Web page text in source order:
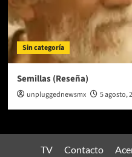
Sin categoría
Semillas (Reseña)
unpluggednewsmx 5 agosto,
TV Contacto